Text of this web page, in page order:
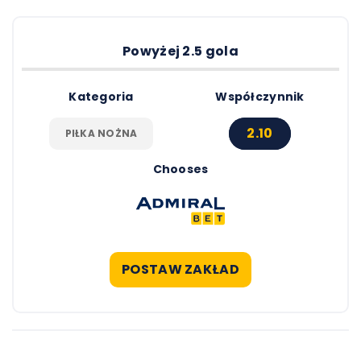
Powyżej 2.5 gola
POSTAW ZAKŁAD
Kategoria
PIŁKA NOŻNA
Współczynnik
2.10
Chooses